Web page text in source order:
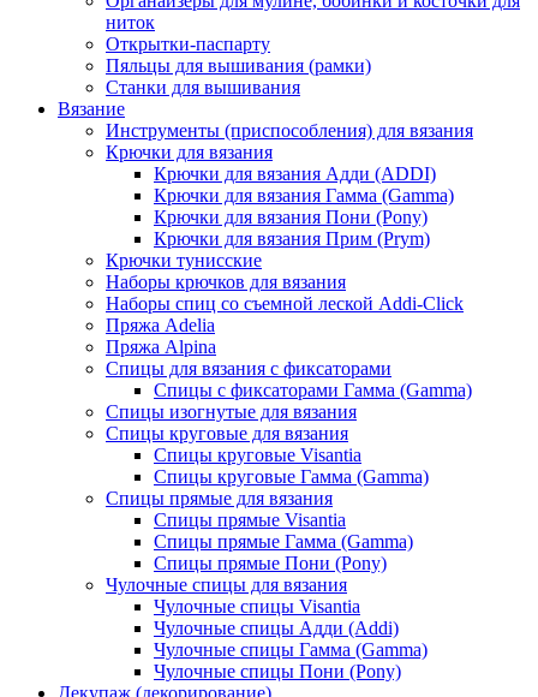
ниток
Открытки-паспарту
Пяльцы для вышивания (рамки)
Станки для вышивания
Вязание
Инструменты (приспособления) для вязания
Крючки для вязания
Крючки для вязания Адди (ADDI)
Крючки для вязания Гамма (Gamma)
Крючки для вязания Пони (Pony)
Крючки для вязания Прим (Prym)
Крючки тунисские
Наборы крючков для вязания
Наборы спиц со съемной леской Addi-Click
Пряжа Adelia
Пряжа Alpina
Спицы для вязания с фиксаторами
Спицы с фиксаторами Гамма (Gamma)
Спицы изогнутые для вязания
Спицы круговые для вязания
Спицы круговые Visantia
Спицы круговые Гамма (Gamma)
Спицы прямые для вязания
Спицы прямые Visantia
Спицы прямые Гамма (Gamma)
Спицы прямые Пони (Pony)
Чулочные спицы для вязания
Чулочные спицы Visantia
Чулочные спицы Адди (Addi)
Чулочные спицы Гамма (Gamma)
Чулочные спицы Пони (Pony)
Декупаж (декорирование)